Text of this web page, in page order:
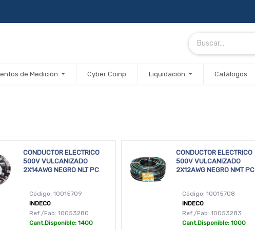
de Medición Cyber Coinp Liquidación Catálogos
CONDUCTOR ELECTRICO
500V VULCANIZADO
2X14AWG NEGRO NLT PC
Código: 10015709
INDECO
Ref./Fab: 10053280
Cant.Disponible: 1400
CONDUCTOR ELECTRICO
500V VULCANIZADO
2X12AWG NEGRO NMT PC
Código: 10015708
INDECO
Ref./Fab: 10053283
Cant.Disponible: 1000